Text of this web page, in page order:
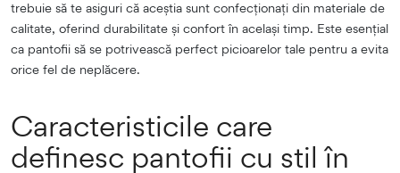
trebuie să te asiguri că aceștia sunt confecționați din materiale de
calitate, oferind durabilitate și confort în același timp. Este esențial
ca pantofii să se potrivească perfect picioarelor tale pentru a evita
orice fel de neplăcere.
Caracteristicile care
definesc pantofii cu stil în